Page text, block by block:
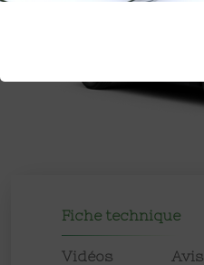
Fiche technique
Vidéos Avis